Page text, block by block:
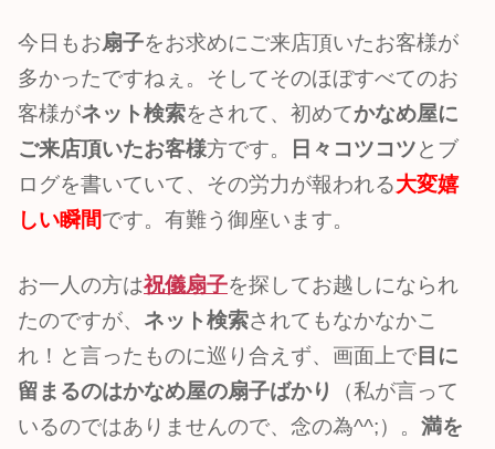
今日もお扇子をお求めにご来店頂いたお客様が
多かったですねぇ。そしてそのほぼすべてのお
客様がネット検索をされて、初めてかなめ屋に
ご来店頂いたお客様方です。 日々コツコツとブ
ログを書いていて、その労力が報われる大変嬉
しい瞬間です。有難う御座います。
お一人の方は祝儀扇子を探してお越しになられ
たのですが、 ネット検索されてもなかなかこ
れ！と言ったものに巡り合えず、画面上で 目に
留まるのはかなめ屋の扇子ばかり
（私が言って
いるのではありませんので、念の為^^;）。 満を